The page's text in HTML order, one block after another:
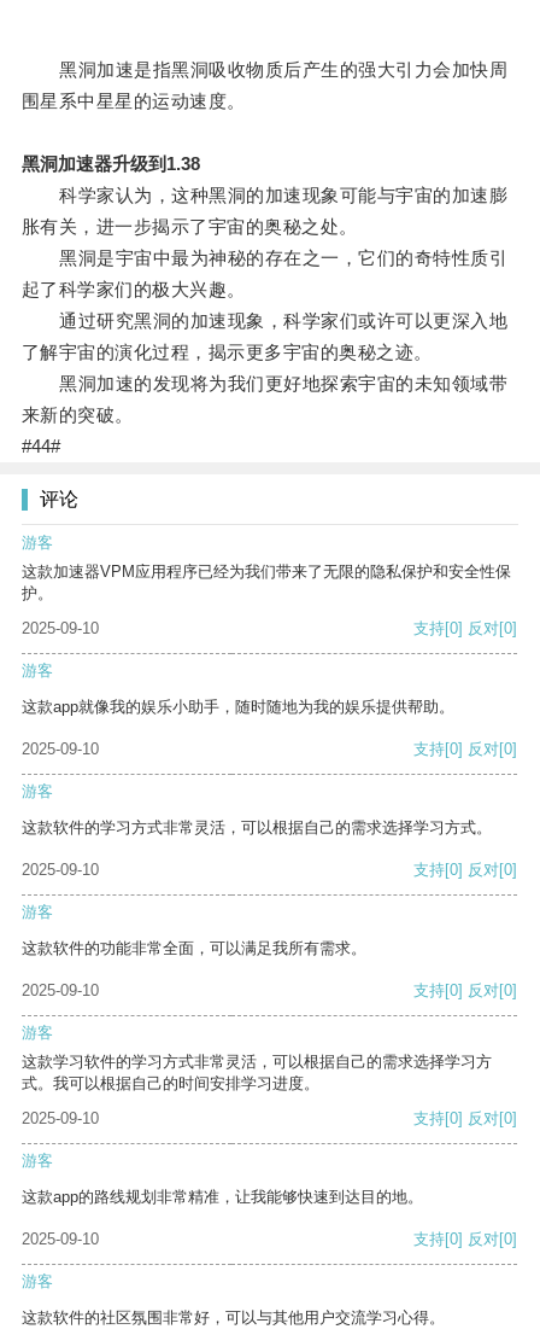
黑洞加速是指黑洞吸收物质后产生的强大引力会加快周
围星系中星星的运动速度。
黑洞加速器升级到1.38
科学家认为，这种黑洞的加速现象可能与宇宙的加速膨
胀有关，进一步揭示了宇宙的奥秘之处。
黑洞是宇宙中最为神秘的存在之一，它们的奇特性质引
起了科学家们的极大兴趣。
通过研究黑洞的加速现象，科学家们或许可以更深入地
了解宇宙的演化过程，揭示更多宇宙的奥秘之迹。
黑洞加速的发现将为我们更好地探索宇宙的未知领域带
来新的突破。
#44#
评论
游客
这款加速器VPM应用程序已经为我们带来了无限的隐私保护和安全性保
护。
2025-09-10
支持[0] 反对[0]
游客
这款app就像我的娱乐小助手，随时随地为我的娱乐提供帮助。
2025-09-10 支持[0] 反对[0]
游客
这款软件的学习方式非常灵活，可以根据自己的需求选择学习方式。
2025-09-10 支持[0] 反对[0]
游客
这款软件的功能非常全面，可以满足我所有需求。
2025-09-10 支持[0] 反对[0]
游客
这款学习软件的学习方式非常灵活，可以根据自己的需求选择学习方
式。我可以根据自己的时间安排学习进度。
2025-09-10
支持[0] 反对[0]
游客
这款app的路线规划非常精准，让我能够快速到达目的地。
2025-09-10 支持[0] 反对[0]
游客
这款软件的社区氛围非常好，可以与其他用户交流学习心得。